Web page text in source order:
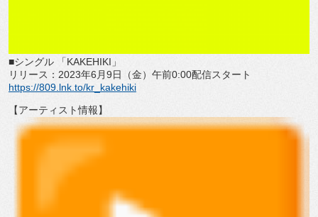
■シングル 「KAKEHIKI 」
リリース： 2023年6 月9日（金）午前0:00配信スタート
https://809.lnk.to/kr_kakehiki
【アーティスト情報】